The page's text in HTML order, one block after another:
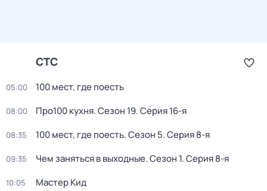
СТС
05:00 100 мест, где поесть
08:00 Про100 кухня. Сезон 19. Серия 16-я
08:35 100 мест, где поесть. Сезон 5. Серия 8-я
09:35 Чем заняться в выходные. Сезон 1. Серия 8-я
10:05 Мастер Кид